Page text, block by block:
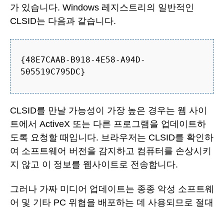
가 있습니다. Windows 레지스트리의 일반적인
CLSID는 다음과 같습니다.
{48E7CAAB-B918-4E58-A94D-
505519C795DC}
CLSID를 만날 가능성이 가장 높은 경우는 웹 사이
트에서 ActiveX 또는 다른 프로그램을 업데이트하
도록 요청할 때입니다. 브라우저는 CLSID를 확인하
여 소프트웨어 버전을 감지하고 컴퓨터를 손상시키
지 않고 이 정보를 웹사이트로 전송합니다.
그러나 가짜 미디어 업데이트는 종종 악성 소프트웨
어 및 기타 PC 위협을 배포하는 데 사용되므로 절대